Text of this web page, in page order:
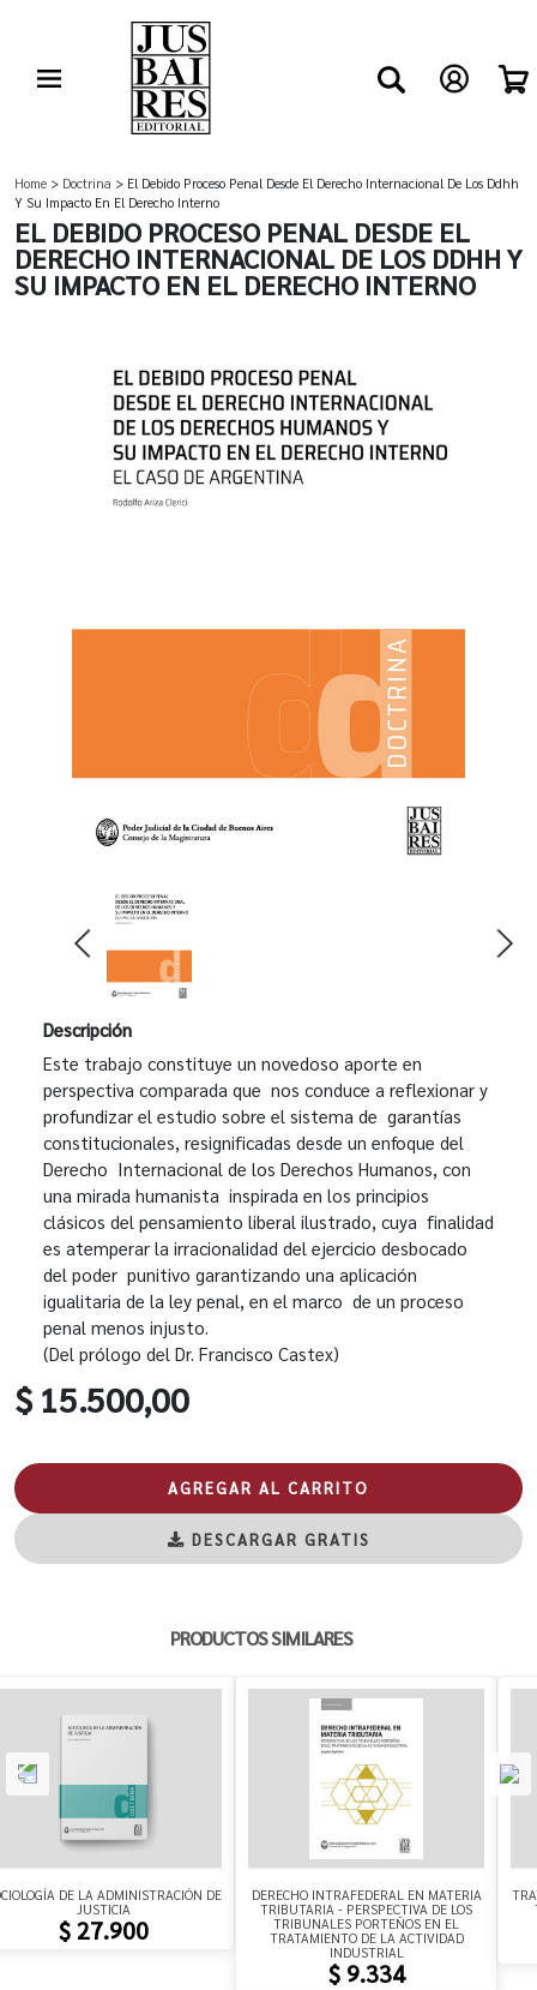
Home > Doctrina > El Debido Proceso Penal Desde El Derecho Internacional De Los Ddhh
Y Su Impacto En El Derecho Interno
EL DEBIDO PROCESO PENAL DESDE EL
DERECHO INTERNACIONAL DE LOS DDHH Y
SU IMPACTO EN EL DERECHO INTERNO
Descripción
Este trabajo constituye un novedoso aporte en
perspectiva comparada que nos conduce a reflexionar y
profundizar el estudio sobre el sistema de garantías
constitucionales, resignificadas desde un enfoque del
Derecho Internacional de los Derechos Humanos, con
una mirada humanista inspirada en los principios
clásicos del pensamiento liberal ilustrado, cuya finalidad
es atemperar la irracionalidad del ejercicio desbocado
del poder punitivo garantizando una aplicación
igualitaria de la ley penal, en el marco de un proceso
penal menos injusto.
(Del prólogo del Dr. Francisco Castex)
$ 15.500,00
AGREGAR AL CARRITO
DESCARGAR GRATIS
PRODUCTOS SIMILARES
DE LA ADMINISTRACIÓN DE
JUSTICIA
$ 27.900
DERECHO INTRAFEDERAL EN MATERIA
TRIBUTARIA - PERSPECTIVA DE LOS
TRIBUNALES PORTEÑOS EN EL
TRATAMIENTO DE LA ACTIVIDAD
INDUSTRIAL
$ 9.334